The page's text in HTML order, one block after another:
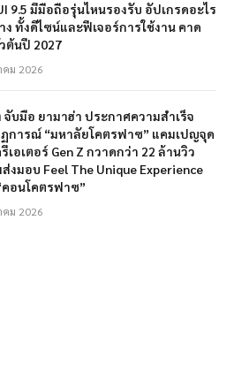
9.5 มีมือถือรุ่นไหนรองรับ อัปเกรดอะไร
ง ทั้งดีไซน์และฟีเจอร์การใช้งาน คาด
ต้นปี 2027
คม 2026
จับมือ ยามาฮ่า ประกาศความสำเร็จ
การณ์ “มหาลัยโคตรฟาซ” แคมเปญจุด
เอเตอร์ Gen Z กวาดกว่า 22 ล้านวิว
งมอบ Feel The Unique Experience
คอนโคตรฟาซ”
คม 2026